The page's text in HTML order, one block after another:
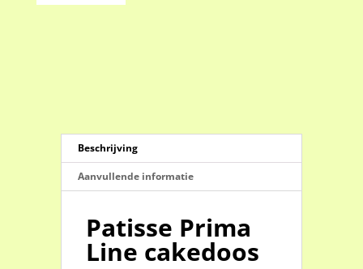
Beschrijving
Aanvullende informatie
Patisse Prima
Line cakedoos